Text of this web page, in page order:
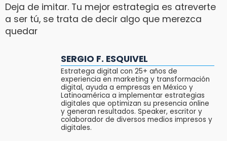
Deja de imitar. Tu mejor estrategia es atreverte
a ser tú, se trata de decir algo que merezca
quedar
SERGIO F. ESQUIVEL
Estratega digital con 25+ años de
experiencia en marketing y transformación
digital, ayuda a empresas en México y
Latinoamérica a implementar estrategias
digitales que optimizan su presencia online
y generan resultados. Speaker, escritor y
colaborador de diversos medios impresos y
digitales.